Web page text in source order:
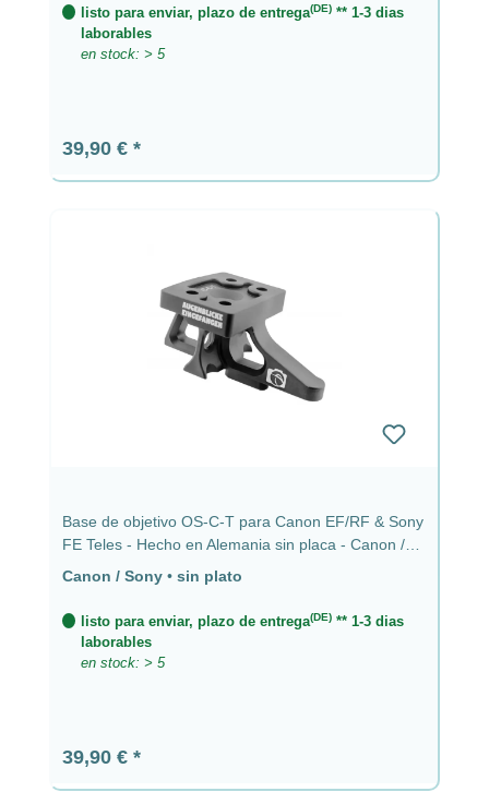
listo para enviar, plazo de entrega(DE) ** 1-3 dias
laborables
en stock: > 5
Precio normal:
39,90 €
Base de objetivo OS-C-T para Canon EF/RF & Sony
FE Teles - Hecho en Alemania sin placa - Canon /
Sony
Canon / Sony • sin plato
listo para enviar, plazo de entrega(DE) ** 1-3 dias
laborables
en stock: > 5
Precio normal:
39,90 €